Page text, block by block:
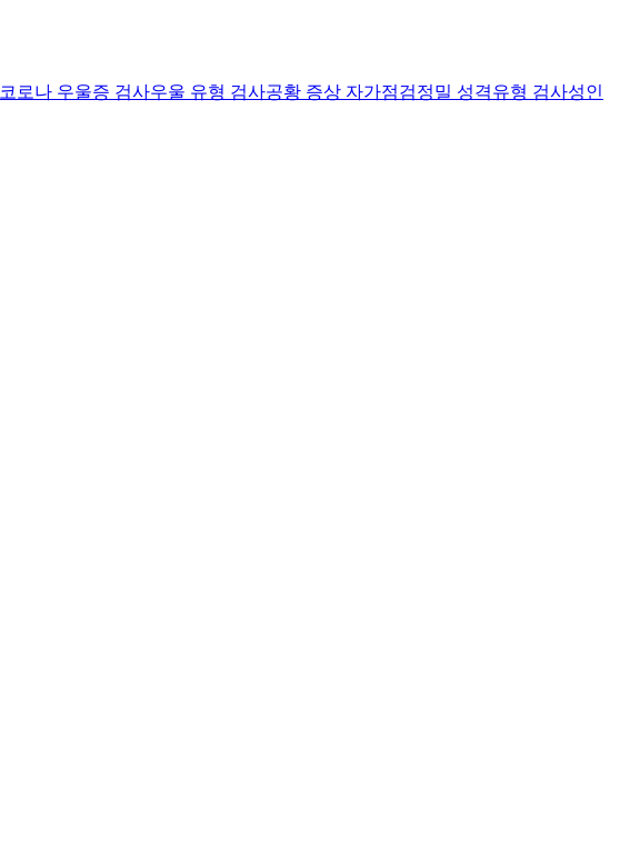
코로나 우울증 검사우울 유형 검사공황 증상 자가점검정밀 성격유형 검사성인